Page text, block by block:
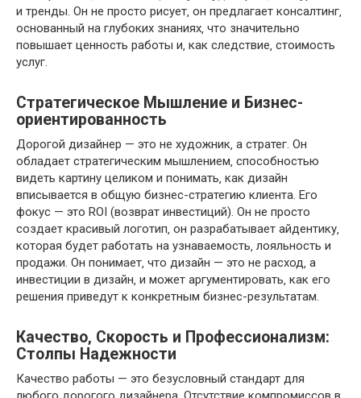
и тренды. Он не просто рисует‚ он предлагает консалтинг‚
основанный на глубоких знаниях‚ что значительно
повышает ценность работы и‚ как следствие‚ стоимость
услуг.
Стратегическое Мышление и Бизнес-
ориентированность
Дорогой дизайнер — это не художник‚ а стратег. Он
обладает стратегическим мышлением‚ способностью
видеть картину целиком и понимать‚ как дизайн
вписывается в общую бизнес-стратегию клиента. Его
фокус — это ROI (возврат инвестиций). Он не просто
создает красивый логотип‚ он разрабатывает айдентику‚
которая будет работать на узнаваемость‚ лояльность и
продажи. Он понимает‚ что дизайн — это не расход‚ а
инвестиции в дизайн‚ и может аргументировать‚ как его
решения приведут к конкретным бизнес-результатам.
Качество‚ Скорость и Профессионализм:
Столпы Надежности
Качество работы — это безусловный стандарт для